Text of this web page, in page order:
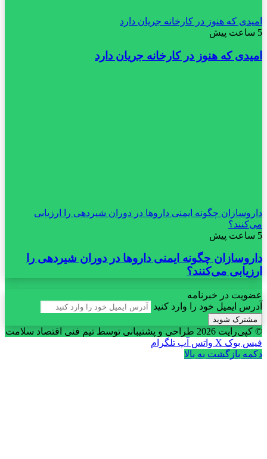
امیدی که هنوز در کارخانه جریان دارد
5 ساعت پیش
امیدی که هنوز در کارخانه جریان دارد
داروسازان چگونه ایمنی داروها در دوران شیردهی را ارزیابی
می‌کنند؟
5 ساعت پیش
داروسازان چگونه ایمنی داروها در دوران شیردهی را
ارزیابی می‌کنند؟
عضویت در خبرنامه
آدرس ایمیل خود را وارد کنید
© کپی‌رایت 2026
طراحی و پشتیبانی توسط تیم فنی اقتصاد سلامت
فیس بوک X واتس آپ تلگرام
دکمه بازگشت به بالا